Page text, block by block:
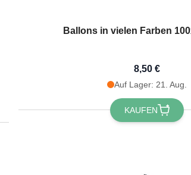
Ballons in vielen Farben
8,50 €
Auf Lager: 21. Aug.
KAUFEN